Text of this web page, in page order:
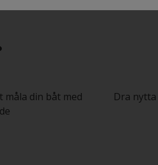
måla din båt med
Dra